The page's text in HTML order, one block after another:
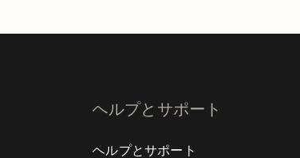
ヘルプとサポート
ヘルプとサポート